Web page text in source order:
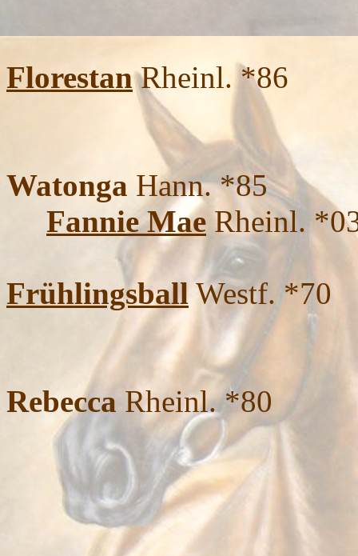
Florestan Rheinl. *86
Watonga Hann. *85
Fannie Mae Rheinl.
Frühlingsball Westf. *70
Rebecca Rheinl. *80